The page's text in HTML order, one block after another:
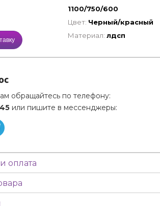
1100/750/600
Цвет: Черный/красный
Материал: лдсп
обращайтесь по телефону:
или пишите в мессенджеры:
оплата